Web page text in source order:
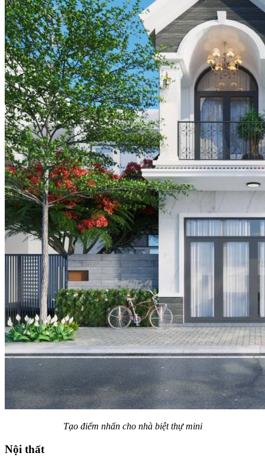
Tạo điểm nhấn cho nhà biệt thự mini
Nội thất